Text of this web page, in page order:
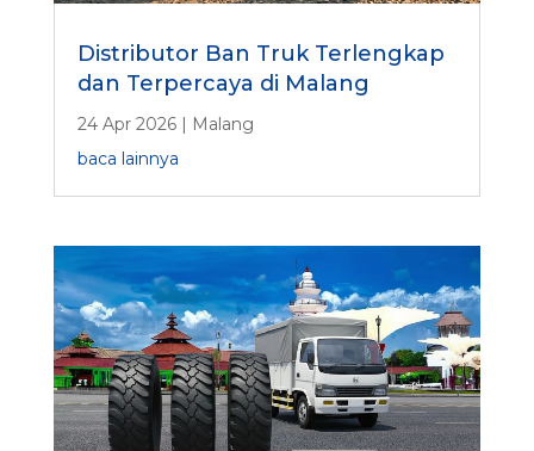
Distributor Ban Truk Terlengkap
dan Terpercaya di Malang
24 Apr 2026| Malang
baca lainnya